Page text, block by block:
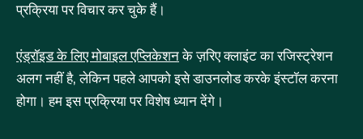
प्रक्रिया पर विचार कर चुके हैं।
एंड्रॉइड के लिए मोबाइल एप्लिकेशनके ज़रिए क्लाइंट का रजिस्ट्रेशन
अलग नहीं है, लेकिन पहले आपको इसे डाउनलोड करके इंस्टॉल करना
होगा। हम इस प्रक्रिया पर विशेष ध्यान देंगे।